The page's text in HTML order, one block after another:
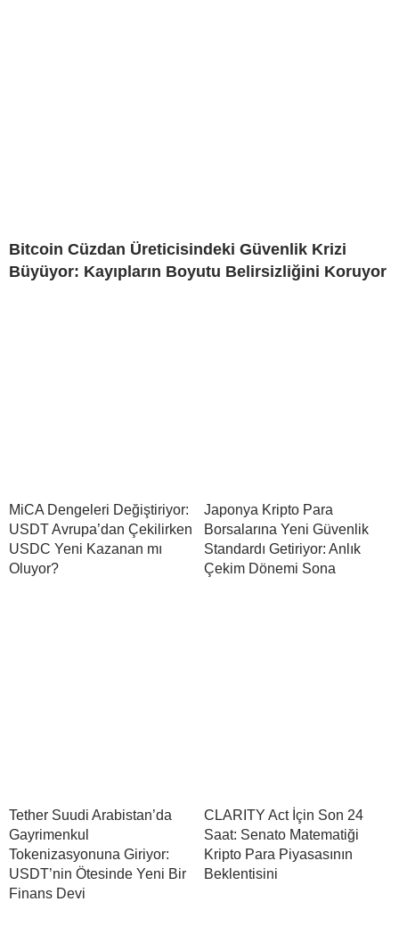
Bitcoin Cüzdan Üreticisindeki Güvenlik Krizi
Büyüyor: Kayıpların Boyutu Belirsizliğini Koruyor
MiCA Dengeleri Değiştiriyor:
USDT Avrupa’dan Çekilirken
USDC Yeni Kazanan mı
Oluyor?
Japonya Kripto Para
Borsalarına Yeni Güvenlik
Standardı Getiriyor: Anlık
Çekim Dönemi Sona
Tether Suudi Arabistan’da
Gayrimenkul
Tokenizasyonuna Giriyor:
USDT’nin Ötesinde Yeni Bir
Finans Devi
CLARITY Act İçin Son 24
Saat: Senato Matematiği
Kripto Para Piyasasının
Beklentisini